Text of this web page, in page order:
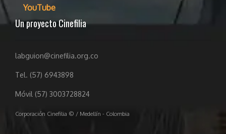
YouTube
Un proyecto Cinefilia
labguion@cinefilia.org.co
Tel. (57) 6943898
Móvil (57) 3003728824
Corporación Cinefilia © / Medellín - Colombia